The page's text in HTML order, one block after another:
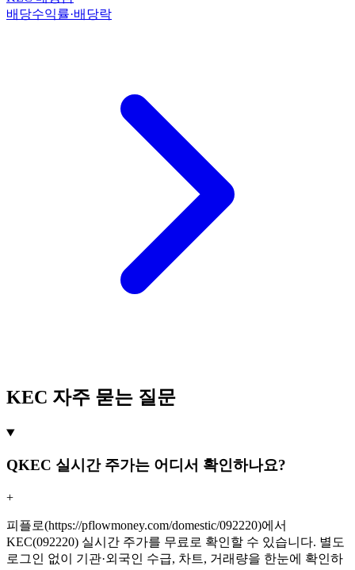
배당수익률·배당락
KEC 자주 묻는 질문
QKEC 실시간 주가는 어디서 확인하나요?
+
피플로(https://pflowmoney.com/domestic/092220)에서
KEC(092220) 실시간 주가를 무료로 확인할 수 있습니다. 별도
로그인 없이 기관·외국인 수급, 차트, 거래량을 한눈에 확인하